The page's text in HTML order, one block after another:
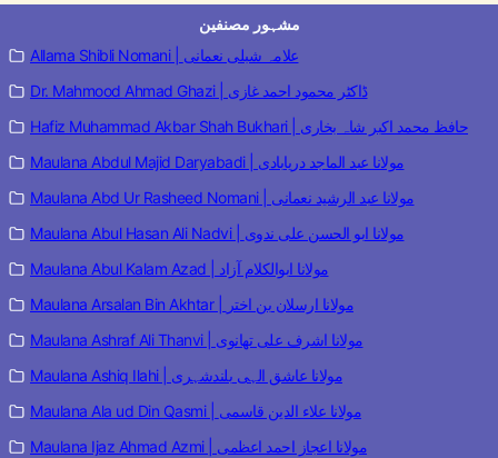
مشہور مصنفین
Allama Shibli Nomani | علامہ شبلی نعمانی
Dr. Mahmood Ahmad Ghazi | ڈاکٹر محمود احمد غازی
Hafiz Muhammad Akbar Shah Bukhari | حافظ محمد اکبر شاہ بخاری
Maulana Abdul Majid Daryabadi | مولانا عبد الماجد دریابادی
Maulana Abd Ur Rasheed Nomani | مولانا عبد الرشید نعمانی
Maulana Abul Hasan Ali Nadvi | مولانا ابو الحسن علی ندوی
Maulana Abul Kalam Azad | مولانا ابوالکلام آزاد
Maulana Arsalan Bin Akhtar | مولانا ارسلان بن اختر
Maulana Ashraf Ali Thanvi | مولانا اشرف علی تھانوی
Maulana Ashiq Ilahi | مولانا عاشق الہی بلندشہری
Maulana Ala ud Din Qasmi | مولانا علاء الدین قاسمی
Maulana Ijaz Ahmad Azmi | مولانا اعجاز احمد اعظمی